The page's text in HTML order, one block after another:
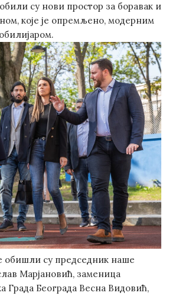
су нови простор за боравак и
које је опремљено, модерним
обишли су председник наше
Марјановић, заменица
Града Београда Весна Видовић,